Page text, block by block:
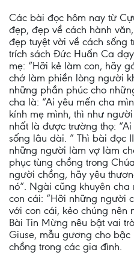
Các bài đọc hôm nay từ
đẹp, đẹp về cách hành
đẹp tuyệt vời về cách sống
trích sách Đức Huấn Ca
mẹ: “Hỡi kẻ làm con, hãy
chớ làm phiền lòng người
những phần phúc cho
cha là: “Ai yêu mến cha
kính mẹ mình, thì như
nhất là được trường thọ:
sống lâu dài. ” Thì bài đọc
những người làm vợ làm
phục tùng chồng trong
người chồng, hãy yêu
nó“. Ngài cũng khuyên
con cái: “Hỡi những người
với con cái, kẻo chúng nên
Bài Tin Mừng nêu bật vai
Giuse, mẫu gương cho
chồng trong các gia đình.